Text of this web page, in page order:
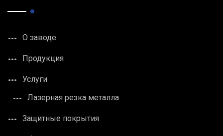
О заводе
Продукция
Услуги
Лазерная резка металла
Защитные покрытия